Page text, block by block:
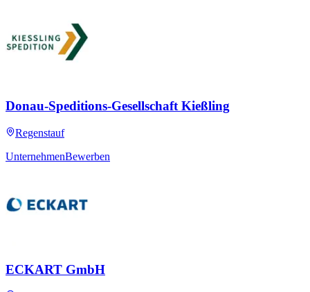
Donau-Speditions-Gesellschaft Kießling
Regenstauf
UnternehmenBewerben
ECKART GmbH